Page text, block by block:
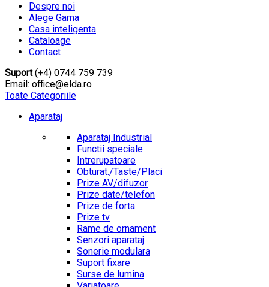
Despre noi
Alege Gama
Casa inteligenta
Cataloage
Contact
Suport(+4) 0744 759 739
Email: office@elda.ro
Toate Categoriile
Aparataj
Aparataj Industrial
Functii speciale
Intrerupatoare
Obturat./Taste/Placi
Prize AV/difuzor
Prize date/telefon
Prize de forta
Prize tv
Rame de ornament
Senzori aparataj
Sonerie modulara
Suport fixare
Surse de lumina